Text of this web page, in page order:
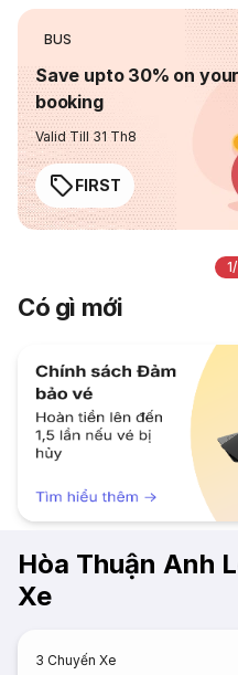
BUS
Save upto 30% on
booking
Valid Till 31 Th8
FIRST
Có gì mới
Hòa Thuận Anh
Xe
3 Chuyến Xe